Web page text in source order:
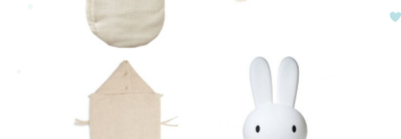
boucle Natural –
Veilleuse Miffy